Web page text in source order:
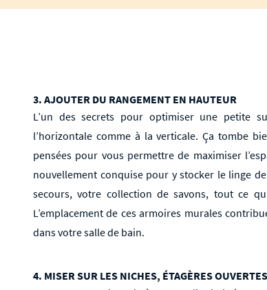
3. AJOUTER DU RANGEMENT EN HAUTEUR
L’un des secrets pour optimiser une petite
l’horizontale comme à la verticale. Ça tombe
pensées pour vous permettre de maximiser
nouvellement conquise pour y stocker le linge
secours, votre collection de savons, tout ce
L’emplacement de ces armoires murales
dans votre salle de bain.
4. MISER SUR LES NICHES, ÉTAGÈRES